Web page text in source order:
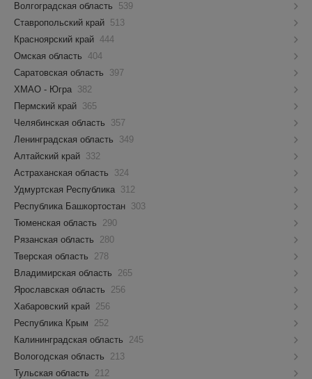
Волгоградская область
539
Ставропольский край 513
Красноярский край 444
Омская область 404
Саратовская область
397
ХМАО - Югра 382
Пермский край 365
Челябинская область
357
Ленинградская область
349
Алтайский край 332
Астраханская область
324
Удмуртская Республика 312
Республика Башкортостан 303
Тюменская область
290
Рязанская область
280
Тверская область
278
Владимирская область
265
Ярославская область
256
Хабаровский край 256
Республика Крым
252
Калининградская область
245
Вологодская область
213
Тульская область
212